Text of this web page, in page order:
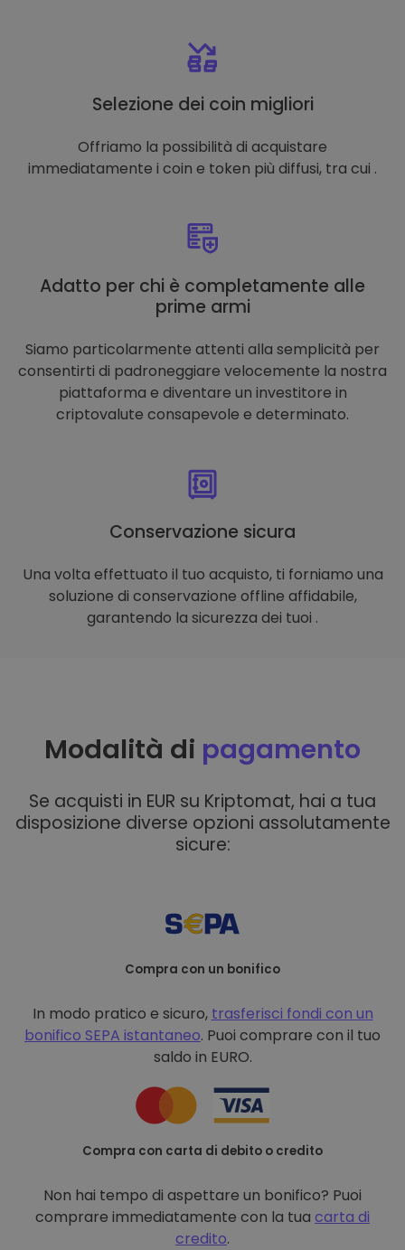
Selezione dei coin migliori
Offriamo la possibilità di acquistare
immediatamente i coin e token più diffusi, tra cui .
Adatto per chi è completamente alle
prime armi
Siamo particolarmente attenti alla semplicità per
consentirti di padroneggiare velocemente la nostra
piattaforma e diventare un investitore in
criptovalute consapevole e determinato.
Conservazione sicura
Una volta effettuato il tuo acquisto, ti forniamo una
soluzione di conservazione offline affidabile,
garantendo la sicurezza dei tuoi .
Modalità di pagamento
Se acquisti in EUR su Kriptomat, hai a tua
disposizione diverse opzioni assolutamente
sicure:
Compra con un bonifico
In modo pratico e sicuro, trasferisci fondi con un
bonifico SEPA istantaneo. Puoi comprare con il tuo
saldo in EURO.
Compra con carta di debito o credito
Non hai tempo di aspettare un bonifico? Puoi
comprare immediatamente con la tua carta di
credito.